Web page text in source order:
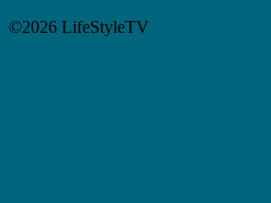
©2026 LifeStyleTV